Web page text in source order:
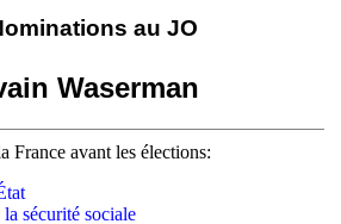
au JO
Waserman
France avant les élections:
sécurité sociale